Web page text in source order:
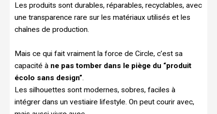
Les produits sont durables, réparables, recyclables, avec
une transparence rare sur les matériaux utilisés et les
chaînes de production.
Mais ce qui fait vraiment la force de Circle, c’est sa
capacité à ne pas tomber dans le piège du “produit
écolo sans design”.
Les silhouettes sont modernes, sobres, faciles à
intégrer dans un vestiaire lifestyle. On peut courir avec,